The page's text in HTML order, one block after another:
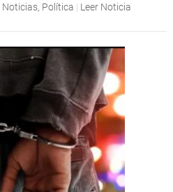
Noticias, Política | Leer Noticia